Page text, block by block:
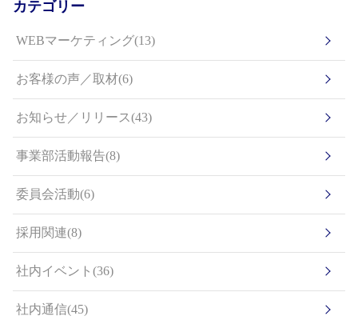
カテゴリー
WEBマーケティング(13)
お客様の声／取材(6)
お知らせ／リリース(43)
事業部活動報告(8)
委員会活動(6)
採用関連(8)
社内イベント(36)
社内通信(45)